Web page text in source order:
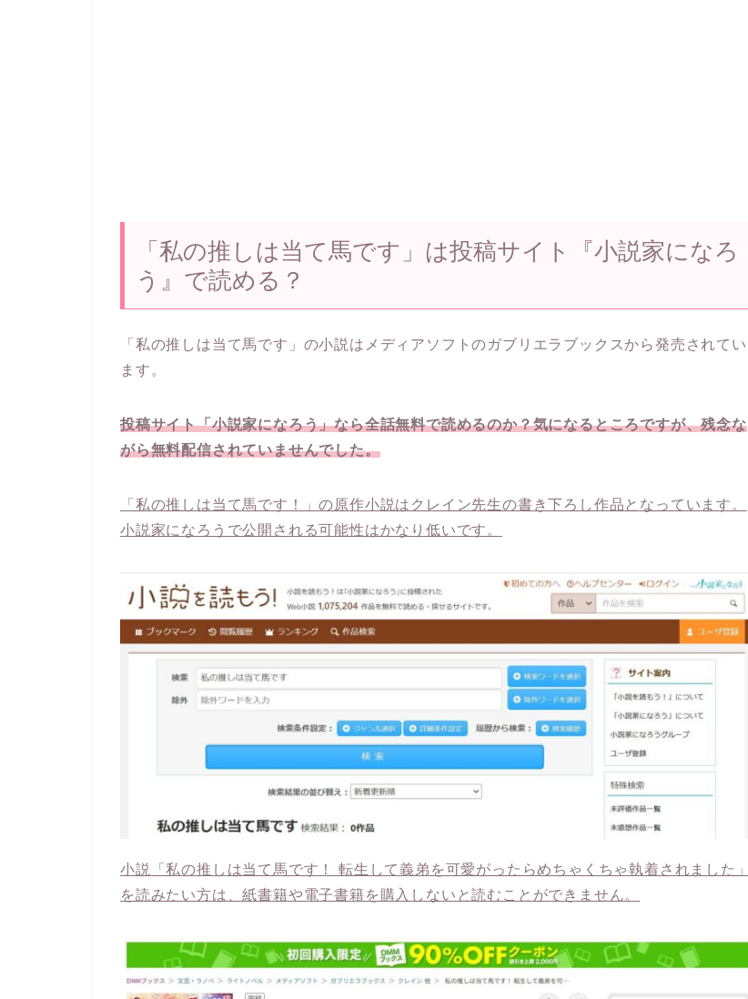
「私の推しは当て馬です」は投稿サイト『小説家になろ
う』で読める？
「私の推しは当て馬です」の小説はメディアソフトのガブリエラブックスから発売されてい
ます。
投稿サイト「小説家になろう」なら全話無料で読めるのか？気になるところですが、残念な
がら無料配信されていませんでした。
「私の推しは当て馬です！」の原作小説はクレイン先生の書き下ろし作品となっています。
小説家になろうで公開される可能性はかなり低いです。
小説「私の推しは当て馬です！ 転生して義弟を可愛がったらめちゃくちゃ執着されました」
を読みたい方は、紙書籍や電子書籍を購入しないと読むことができません。